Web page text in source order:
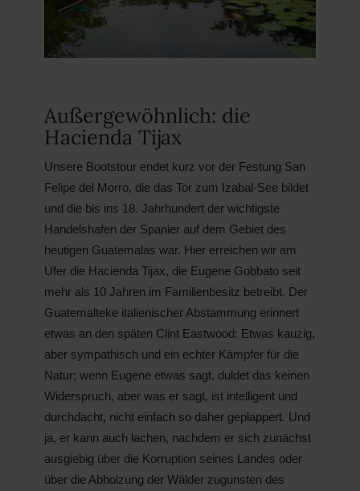
Außergewöhnlich: die
Hacienda Tijax
Unsere Bootstour endet kurz vor der Festung San
Felipe del Morro, die das Tor zum Izabal-See bildet
und die bis ins 18. Jahrhundert der wichtigste
Handelshafen der Spanier auf dem Gebiet des
heutigen Guatemalas war. Hier erreichen wir am
Ufer die Hacienda Tijax, die Eugene Gobbato seit
mehr als 10 Jahren im Familienbesitz betreibt. Der
Guatemalteke italienischer Abstammung erinnert
etwas an den späten Clint Eastwood: Etwas kauzig,
aber sympathisch und ein echter Kämpfer für die
Natur; wenn Eugene etwas sagt, duldet das keinen
Widerspruch, aber was er sagt, ist intelligent und
durchdacht, nicht einfach so daher geplappert. Und
ja, er kann auch lachen, nachdem er sich zunächst
ausgiebig über die Korruption seines Landes oder
über die Abholzung der Wälder zugunsten des